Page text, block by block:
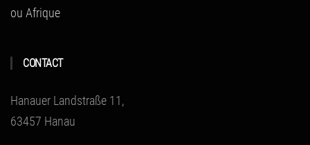
ou Afrique
CONTACT
Hanauer Landstraße 11,
63457 Hanau